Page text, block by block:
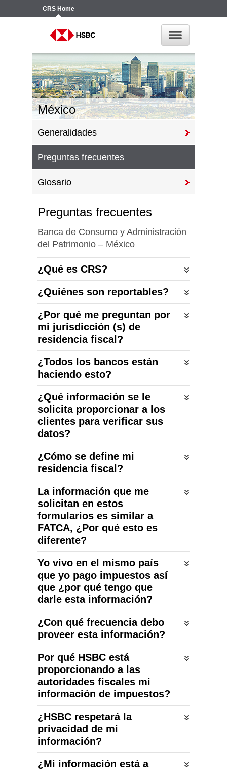
CRS Home
México
Generalidades
Preguntas frecuentes
Glosario
Preguntas frecuentes
Banca de Consumo y Administración
del Patrimonio – México
¿Qué es CRS?
¿Quiénes son reportables?
¿Por qué me preguntan por
mi jurisdicción (s) de
residencia fiscal?
¿Todos los bancos están
haciendo esto?
¿Qué información se le
solicita proporcionar a los
clientes para verificar sus
datos?
¿Cómo se define mi
residencia fiscal?
La información que me
solicitan en estos
formularios es similar a
FATCA, ¿Por qué esto es
diferente?
Yo vivo en el mismo país
que yo pago impuestos así
que ¿por qué tengo que
darle esta información?
¿Con qué frecuencia debo
proveer esta información?
Por qué HSBC está
proporcionando a las
autoridades fiscales mi
información de impuestos?
¿HSBC respetará la
privacidad de mi
información?
¿Mi información está a